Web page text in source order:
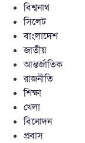
বিশ্বনাথ
সিলেট
বাংলাদেশ
জাতীয়
আন্তর্জাতিক
রাজনীতি
শিক্ষা
খেলা
বিনোদন
প্রবাস